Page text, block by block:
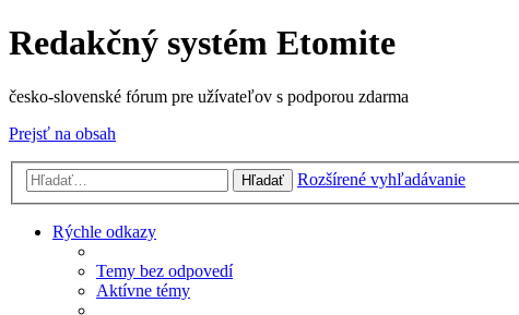
Redakčný systém Etomite
česko-slovenské fórum pre užívateľov s podporou zdarma
Prejsť na obsah
Hľadať Rozšírené vyhľadávanie
Rýchle odkazy
Temy bez odpovedí
Aktívne témy